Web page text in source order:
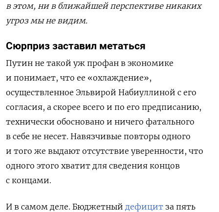
в этом, ни в ближайшей перспективе никаких
угроз мы не видим.
Сюрприз заставил метаться
Путин не такой уж профан в экономике
и понимает, что ее «охлаждение»,
осуществленное Эльвирой Набиуллиной с его
согласия, а скорее всего и по его предписанию,
технически обосновано и ничего фатального
в себе не несет. Навязчивые повторы одного
и того же выдают отсутствие уверенности, что
одного этого хватит для сведения концов
с концами.
И в самом деле. Бюджетный дефицит за пять